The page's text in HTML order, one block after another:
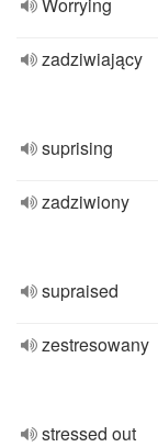
zadziwiający
suprising
zadziwiony
supraised
zestresowany
stressed out